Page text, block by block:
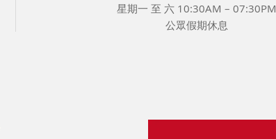
星期一 至 六 10:30AM – 07:30PM
公眾假期休息